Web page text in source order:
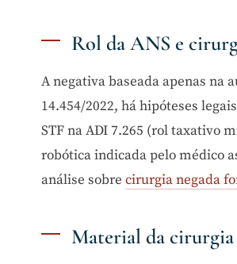
Rol da ANS e
A negativa baseada apenas na
14.454/2022, há hipóteses
STF na ADI 7.265 (rol taxativo
robótica indicada pelo médico
análise sobre cirurgia negada
Material da cirurgia